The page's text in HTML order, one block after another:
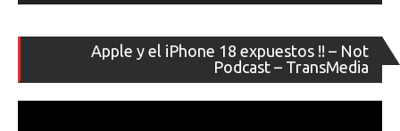
Apple y el iPhone 18 expuestos !! – Not
Podcast – TransMedia
de